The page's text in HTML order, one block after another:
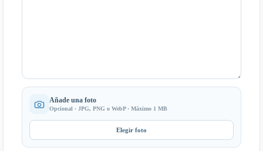
Añade una foto
Opcional · JPG, PNG o WebP · Máximo 1 MB
Elegir foto